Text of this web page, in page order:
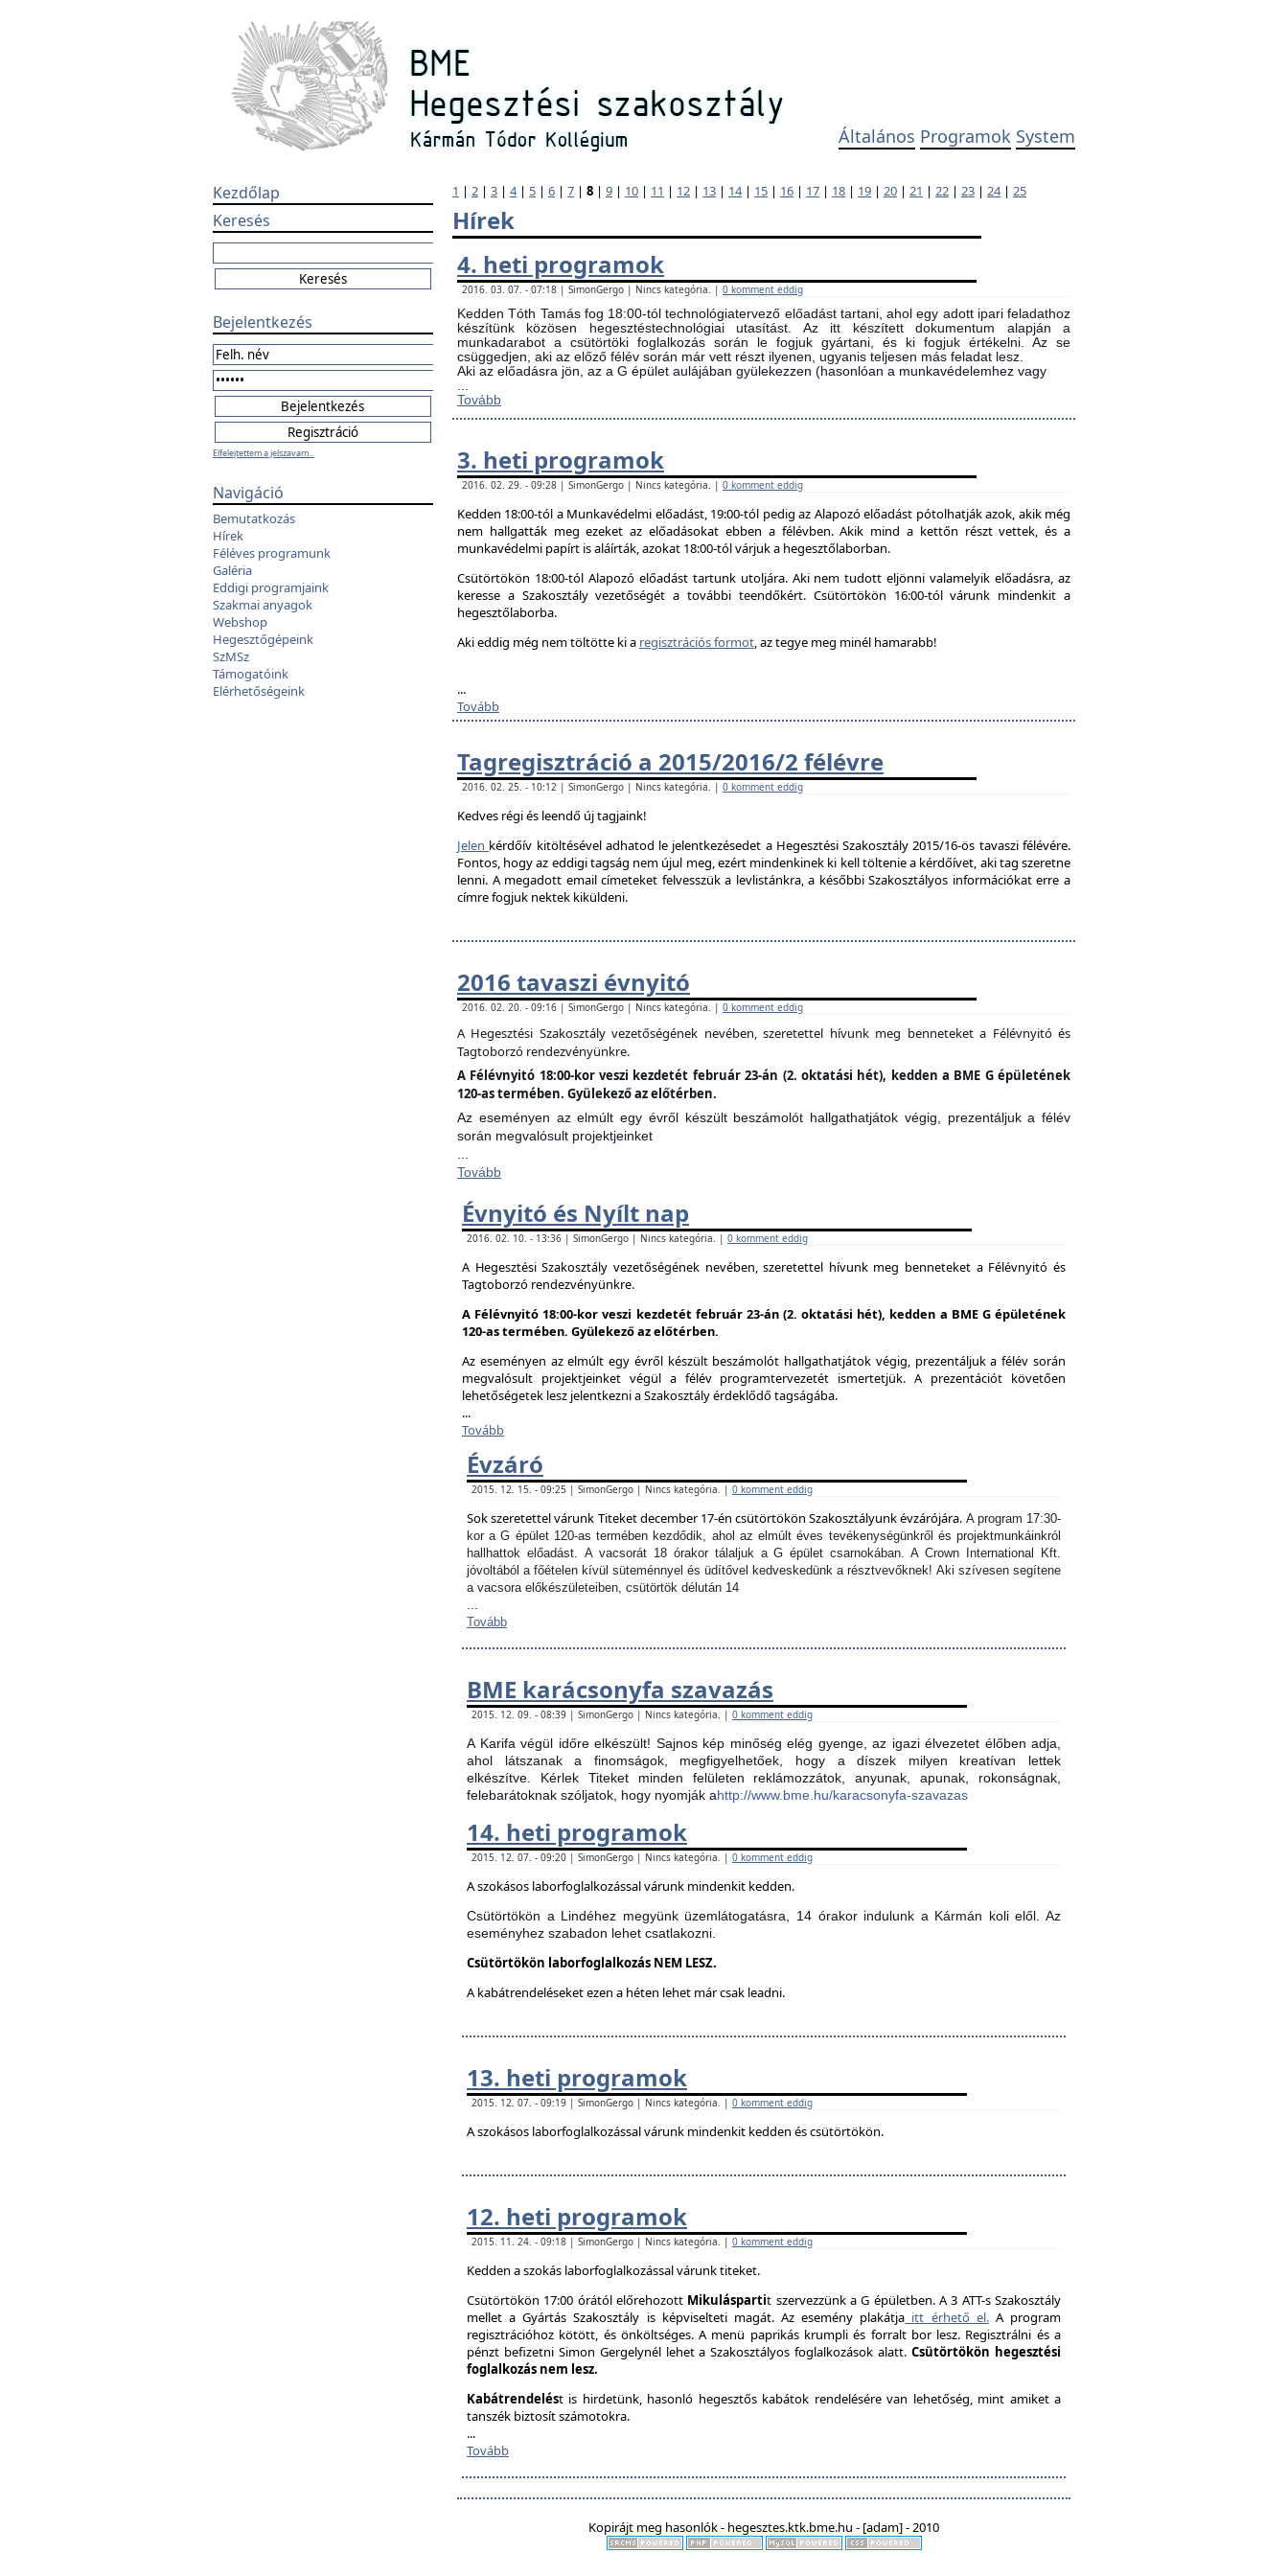
Általános Programok System
Kezdőlap
Keresés
Bejelentkezés
Elfelejtettem a jelszavam...
Navigáció
Bemutatkozás
Hírek
Féléves programunk
Galéria
Eddigi programjaink
Szakmai anyagok
Webshop
Hegesztőgépeink
SzMSz
Támogatóink
Elérhetőségeink
1 | 2 | 3 | 4| 5 | 6 | 7 | 8 | 9 | 10 | 11 | 12 | 13 | 14| 15 | 16 | 17 | 18 | 19 | 20 | 21 | 22 | 23 | 24| 25
Hírek
4. heti programok
2016. 03. 07. - 07:18 | SimonGergo | Nincs kategória. | 0 komment eddig
Kedden Tóth Tamás fog 18:00-tól technológiatervező előadást tartani, ahol egy adott ipari feladathoz
készítünk közösen hegesztéstechnológiai utasítást. Az itt készített dokumentum alapján a
munkadarabot a csütörtöki foglalkozás során le fogjuk gyártani, és ki fogjuk értékelni. Az se
csüggedjen, aki az előző félév során már vett részt ilyenen, ugyanis teljesen más feladat lesz.
Aki az előadásra jön, az a G épület aulájában gyülekezzen (hasonlóan a munkavédelemhez vagy
Tovább
3. heti programok
2016. 02. 29. - 09:28 | SimonGergo | Nincs kategória. | 0 komment eddig
Kedden 18:00-tól a Munkavédelmi előadást, 19:00-tól pedig az Alapozó előadást pótolhatják azok, akik még
nem hallgatták meg ezeket az előadásokat ebben a félévben. Akik mind a kettőn részt vettek, és a
munkavédelmi papírt is aláírták, azokat 18:00-tól várjuk a hegesztőlaborban.
Csütörtökön 18:00-tól Alapozó előadást tartunk utoljára. Aki nem tudott eljönni valamelyik előadásra, az
keresse a Szakosztály vezetőségét a további teendőkért. Csütörtökön 16:00-tól várunk mindenkit a
hegesztőlaborba.
Aki eddig még nem töltötte ki a regisztrációs formot, az tegye meg minél hamarabb!
...
Tovább
Tagregisztráció a 2015/2016/2 félévre
2016. 02. 25. - 10:12 | SimonGergo | Nincs kategória. | 0 komment eddig
Kedves régi és leendő új tagjaink!
Jelen kérdőív kitöltésével adhatod le jelentkezésedet a Hegesztési Szakosztály 2015/16-ös tavaszi félévére.
Fontos, hogy az eddigi tagság nem újul meg, ezért mindenkinek ki kell töltenie a kérdőívet, aki tag szeretne
lenni. A megadott email címeteket felvesszük a levlistánkra, a későbbi Szakosztályos információkat erre a
címre fogjuk nektek kiküldeni.
2016 tavaszi évnyitó
2016. 02. 20. - 09:16 | SimonGergo | Nincs kategória. | 0 komment eddig
A Hegesztési Szakosztály vezetőségének nevében, szeretettel hívunk meg benneteket a Félévnyitó és
Tagtoborzó rendezvényünkre.
A Félévnyitó 18:00-kor veszi kezdetét február 23-án (2. oktatási hét), kedden a BME G épületének
120-as termében. Gyülekező az előtérben.
Az eseményen az elmúlt egy évről készült beszámolót hallgathatjátok végig, prezentáljuk a félév
során megvalósult projektjeinket
Tovább
Évnyitó és Nyílt nap
2016. 02. 10. - 13:36 | SimonGergo | Nincs kategória. | 0 komment eddig
A Hegesztési Szakosztály vezetőségének nevében, szeretettel hívunk meg benneteket a Félévnyitó és
Tagtoborzó rendezvényünkre.
A Félévnyitó 18:00-kor veszi kezdetét február 23-án (2. oktatási hét), kedden a BME G épületének
120-as termében. Gyülekező az előtérben.
Az eseményen az elmúlt egy évről készült beszámolót hallgathatjátok végig, prezentáljuk a félév során
megvalósult projektjeinket végül a félév programtervezetét ismertetjük.A prezentációt követően
lehetőségetek lesz jelentkezni a Szakosztály érdeklődő tagságába.
...
Tovább
Évzáró
2015. 12. 15. - 09:25 | SimonGergo | Nincs kategória. | 0 komment eddig
Sok szeretettel várunk Titeket december 17-én csütörtökön Szakosztályunk évzárójára. A program 17:30-
kor a G épület 120-as termében kezdődik, ahol az elmúlt éves tevékenységünkről és projektmunkáinkról
hallhattok előadást. A vacsorát 18 órakor tálaljuk a G épület csarnokában. A Crown International Kft.
jóvoltából a főételen kívül süteménnyel és üdítővel kedveskedünk a résztvevőknek! Aki szívesen segítene
a vacsora előkészületeiben, csütörtök délután 14
...
Tovább
BME karácsonyfa szavazás
2015. 12. 09. - 08:39 | SimonGergo | Nincs kategória. | 0 komment eddig
A Karifa végül időre elkészült! Sajnos kép minőség elég gyenge, az igazi élvezetet élőben adja,
ahol látszanak a finomságok, megfigyelhetőek, hogy a díszek milyen kreatívan lettek
elkészítve. Kérlek Titeket minden felületen reklámozzátok, anyunak, apunak, rokonságnak,
felebarátoknak szóljatok, hogy nyomják ahttp://www.bme.hu/karacsonyfa-szavazas
14. heti programok
2015. 12. 07. - 09:20 | SimonGergo | Nincs kategória. | 0 komment eddig
A szokásos laborfoglalkozással várunk mindenkit kedden.
Csütörtökön a Lindéhez megyünk üzemlátogatásra, 14 órakor indulunk a Kármán koli elől. Az
eseményhez szabadon lehet csatlakozni.
Csütörtökön laborfoglalkozás NEM LESZ.
A kabátrendeléseket ezen a héten lehet már csak leadni.
13. heti programok
2015. 12. 07. - 09:19 | SimonGergo | Nincs kategória. | 0 komment eddig
A szokásos laborfoglalkozással várunk mindenkit kedden és csütörtökön.
12. heti programok
2015. 11. 24. - 09:18 | SimonGergo | Nincs kategória. | 0 komment eddig
Kedden a szokás laborfoglalkozással várunk titeket.
Csütörtökön 17:00 órától előrehozott Mikuláspartit szervezzünk a G épületben. A 3 ATT-s Szakosztály
mellet a Gyártás Szakosztály is képviselteti magát. Az esemény plakátja itt érhető el.A program
regisztrációhoz kötött, és önköltséges. A menü paprikás krumpli és forralt bor lesz. Regisztrálni és a
pénzt befizetni Simon Gergelynél lehet a Szakosztályos foglalkozások alatt.Csütörtökön hegesztési
foglalkozás nem lesz.
Kabátrendelést is hirdetünk, hasonló hegesztős kabátok rendelésére van lehetőség, mint amiket a
tanszék biztosít számotokra.
...
Tovább
Kopirájt meg hasonlók - hegesztes.ktk.bme.hu - [adam] - 2010